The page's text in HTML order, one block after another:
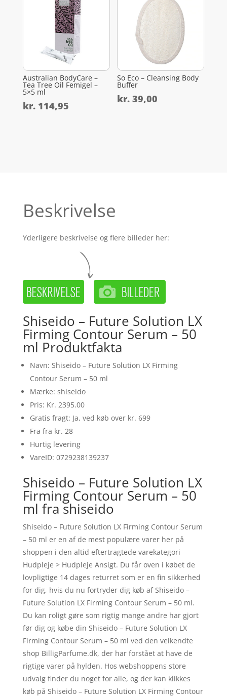
Australian BodyCare –
Tea Tree Oil Femigel –
5×5 ml
kr.114,95
So Eco – Cleansing Body
Buffer
kr. 39,00
Beskrivelse
Yderligere beskrivelse og flere billeder her:
Shiseido – Future Solution LX
Firming Contour Serum – 50
ml Produktfakta
Navn: Shiseido – Future Solution LX Firming
Contour Serum – 50 ml
Mærke: shiseido
Pris: Kr. 2395.00
Gratis fragt: Ja, ved køb over kr. 699
Fra fra kr. 28
Hurtig levering
VareID: 0729238139237
Shiseido – Future Solution LX
Firming Contour Serum – 50
ml fra shiseido
Shiseido – Future Solution LX Firming Contour Serum
– 50 ml er en af de mest populære varer her på
shoppen i den altid eftertragtede varekategori
Hudpleje > Hudpleje Ansigt. Du får oven i købet de
lovpligtige 14 dages returret som er en fin sikkerhed
for dig, hvis du nu fortryder dig køb af Shiseido –
Future Solution LX Firming Contour Serum – 50 ml.
Du kan roligt gøre som rigtig mange andre har gjort
før dig og købe din Shiseido – Future Solution LX
Firming Contour Serum – 50 ml ved den velkendte
shop BilligParfume.dk, der har forstået at have de
rigtige varer på hylden. Hos webshoppens store
udvalg finder du noget for alle, og der kan klikkes
køb på Shiseido – Future Solution LX Firming Contour